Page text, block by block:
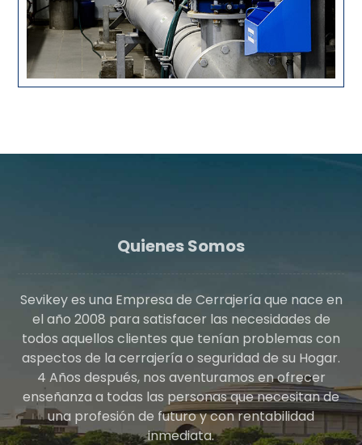
Quienes Somos
Sevikey es una Empresa de Cerrajería que nace en
el año 2008 para satisfacer las necesidades de
todos aquellos clientes que tenían problemas con
aspectos de la cerrajería o seguridad de su Hogar.
4 Años después, nos aventuramos en ofrecer
enseñanza a todas las personas que necesitan de
una profesión de futuro y con rentabilidad
inmediata.